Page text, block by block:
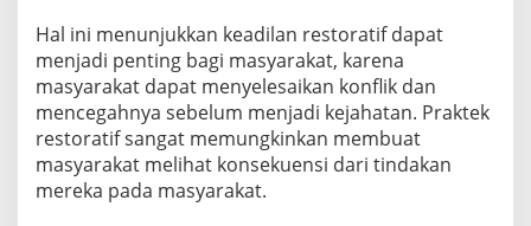
Hal ini menunjukkan keadilan restoratif dapat
menjadi penting bagi masyarakat, karena
masyarakat dapat menyelesaikan konflik dan
mencegahnya sebelum menjadi kejahatan. Praktek
restoratif sangat memungkinkan membuat
masyarakat melihat konsekuensi dari tindakan
mereka pada masyarakat.